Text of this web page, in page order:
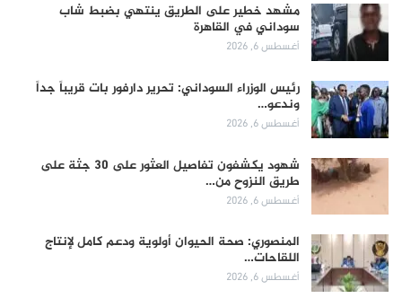
مشهد خطير على الطريق ينتهي بضبط شاب
سوداني في القاهرة
أغسطس 6, 2026
رئيس الوزراء السوداني: تحرير دارفور بات قريباً جداً
وندعو…
أغسطس 6, 2026
شهود يكشفون تفاصيل العثور على 30 جثة على
طريق النزوح من…
أغسطس 6, 2026
المنصوري: صحة الحيوان أولوية ودعم كامل لإنتاج
اللقاحات…
أغسطس 6, 2026